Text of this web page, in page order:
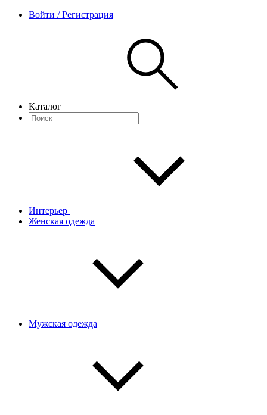
Войти / Регистрация
Каталог
Интерьер
Женская одежда
Мужская одежда